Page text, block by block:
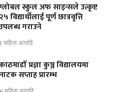
स्कुल अफ साइन्सले उत्कृष्ट
२५ विद्यार्थीलाई पूर्ण छात्रवृत्ति
गराउने
महिना अगाडि
प्रज्ञा कुञ्ज विद्यालयमा
सप्ताह प्रारम्भ